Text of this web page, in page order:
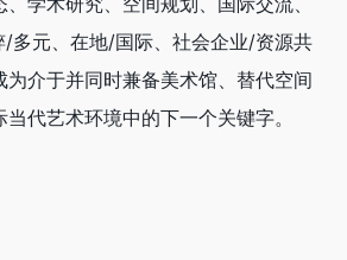
多元、在地/国际、社会企业/资源共
介于并同时兼备美术馆、替代空间
代艺术环境中的下一个关键字。